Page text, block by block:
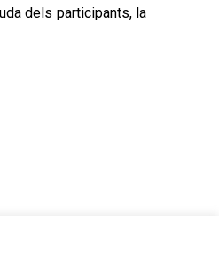
dels participants, la